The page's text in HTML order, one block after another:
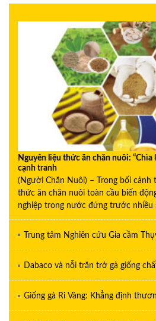
Nguyên liệu thức ăn chăn nuôi: “Chìa
cạnh tranh
(Người Chăn Nuôi) – Trong bối cảnh
thức ăn chăn nuôi toàn cầu biến
nghiệp trong nước đứng trước nhiều
Trung tâm Nghiên cứu Gia cầm
Dabaco và nỗi trăn trở gà giống
Giống gà Ri Vàng: Khẳng định